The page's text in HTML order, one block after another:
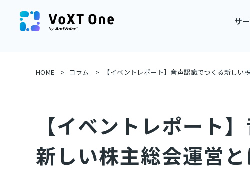
サ
HOME コラム 【イベントレポート】音声認識でつくる新しい
【イベントレポート
新しい株主総会運営と